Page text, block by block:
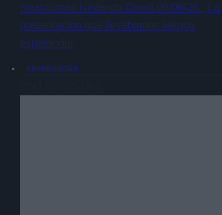
Reacciones Nintendo Direct 09/06/26. ¡La
presentación que llevábamos tiempo
esperando!
ENTREVISTAS